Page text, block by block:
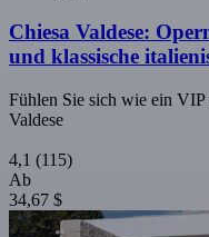
Chiesa Valdese:
und klassische
Fühlen Sie sich wie ein
Valdese
4,1 (115)
Ab
34,67 $